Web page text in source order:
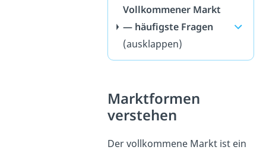
Vollkommener Markt
— häufigste Fragen
(ausklappen)
Marktformen
verstehen
Der vollkommene Markt ist ein